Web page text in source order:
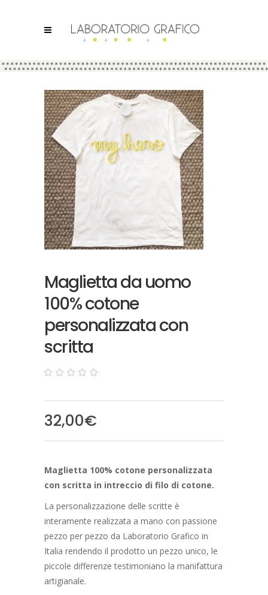
Maglietta da uomo
100% cotone
personalizzata con
scritta
on
customer
32,00€
Maglietta 100% cotone personalizzata
con scritta in intreccio di filo di cotone.
La personalizzazione delle scritte è
interamente realizzata a mano con passione
pezzo per pezzo da Laboratorio Grafico in
Italia rendendo il prodotto un pezzo unico, le
piccole differenze testimoniano la manifattura
artigianale.